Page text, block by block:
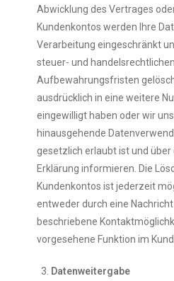
Abwicklung des Vertrages
Kundenkontos werden Ihre
Verarbeitung eingeschränkt
steuer- und handelsrechtlichen
Aufbewahrungsfristen
ausdrücklich in eine weitere
eingewilligt haben oder wir
hinausgehende
gesetzlich erlaubt ist und über
Erklärung informieren. Die
Kundenkontos ist jederzeit
entweder durch eine
beschriebene
vorgesehene Funktion im
Datenweitergabe